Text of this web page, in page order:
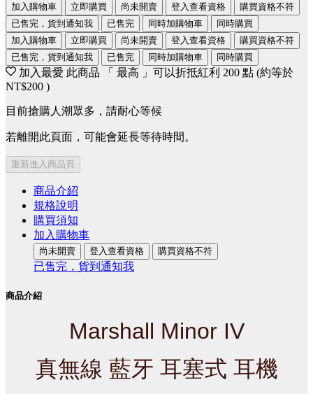
加入購物車 立即購買 尚未開賣 登入查看資格
購買資格不符
已售完，貨到通知我
已售完 同時加購物車
同時購買
加入購物車
立即購買 尚未開賣 登入查看資格
購買資格不符
已售完，貨到通知我
已售完 同時加購物車 同時購買
加入最愛 此商品 「 最高 」可以折抵紅利 200 點 (約等於
NT$200 )
目前搶購人潮眾多，請耐心等候
若離開此頁面，可能會延長等待時間。
重新進入商品頁
商品介紹
規格說明
購買須知
加入購物車
尚未開賣 登入查看資格 購買資格不符
已售完，貨到通知我
商品介紹
Marshall Minor IV
真無線 藍牙 耳塞式 耳機